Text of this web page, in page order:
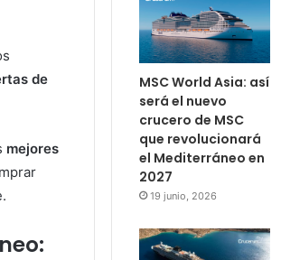
de
mejores
MSC World Asia: así
será el nuevo
crucero de MSC
que revolucionará
el Mediterráneo en
2027
19 junio, 2026